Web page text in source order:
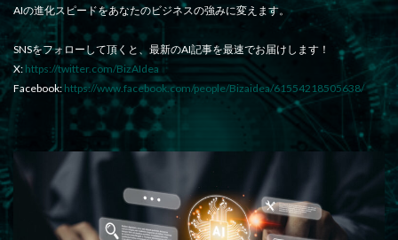
AIの進化スピードをあなたのビジネスの強みに変えます。
SNSをフォローして頂くと、最新のAI記事を最速でお届けします！
X: https://twitter.com/BizAIdea
Facebook: https://www.facebook.com/people/Bizaidea/61554218505638/